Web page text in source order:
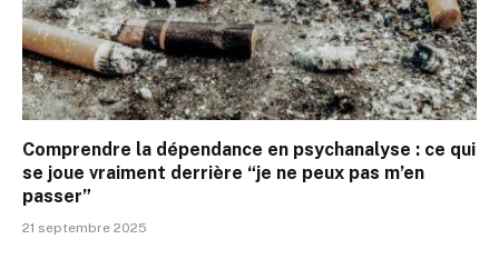
Comprendre la dépendance en psychanalyse : ce qui
se joue vraiment derrière “je ne peux pas m’en
passer”
21 septembre 2025